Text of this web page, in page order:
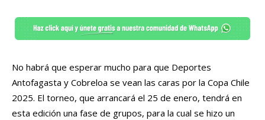
No habrá que esperar mucho para que Deportes
Antofagasta y Cobreloa se vean las caras por la Copa Chile
2025. El torneo, que arrancará el 25 de enero, tendrá en
esta edición una fase de grupos, para la cual se hizo un